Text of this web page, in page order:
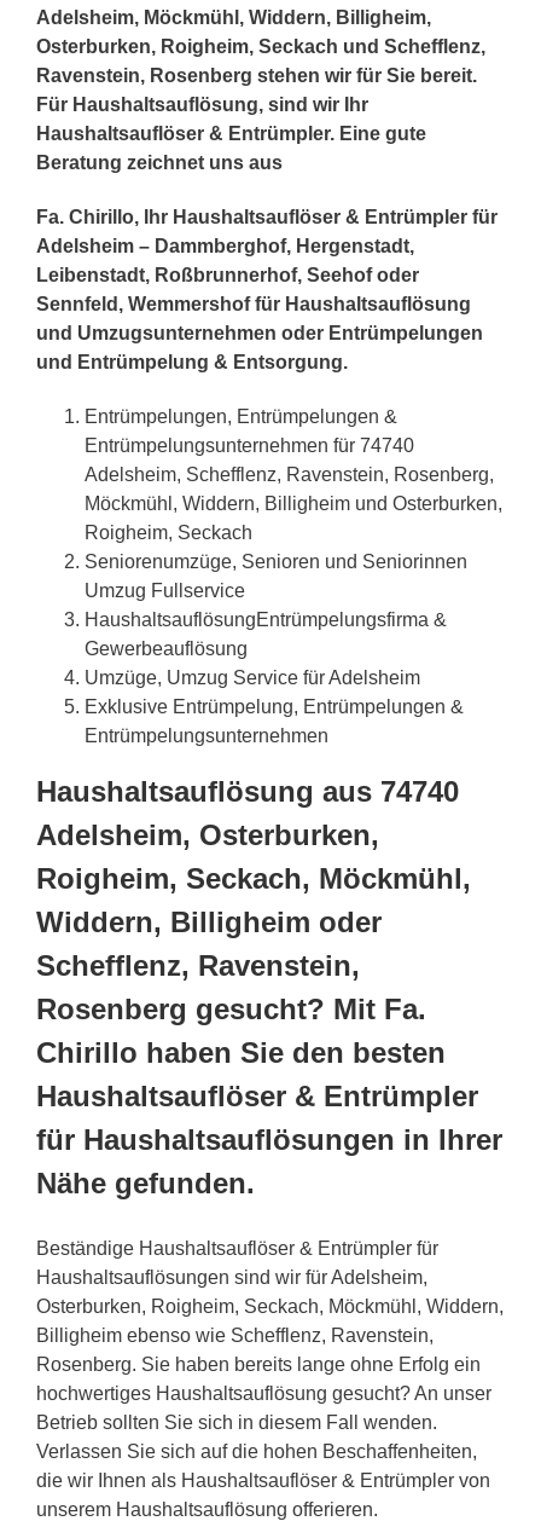
Adelsheim, Möckmühl, Widdern, Billigheim,
Osterburken, Roigheim, Seckach und Schefflenz,
Ravenstein, Rosenberg stehen wir für Sie bereit.
Für Haushaltsauflösung, sind wir Ihr
Haushaltsauflöser & Entrümpler. Eine gute
Beratung zeichnet uns aus
Fa. Chirillo, Ihr Haushaltsauflöser & Entrümpler für
Adelsheim – Dammberghof, Hergenstadt,
Leibenstadt, Roßbrunnerhof, Seehof oder
Sennfeld, Wemmershof für Haushaltsauflösung
und Umzugsunternehmen oder Entrümpelungen
und Entrümpelung & Entsorgung.
Entrümpelungen, Entrümpelungen &
Entrümpelungsunternehmen für 74740
Adelsheim, Schefflenz, Ravenstein, Rosenberg,
Möckmühl, Widdern, Billigheim und Osterburken,
Roigheim, Seckach
Seniorenumzüge, Senioren und Seniorinnen
Umzug Fullservice
HaushaltsauflösungEntrümpelungsfirma &
Gewerbeauflösung
Umzüge, Umzug Service für Adelsheim
Exklusive Entrümpelung, Entrümpelungen &
Entrümpelungsunternehmen
Haushaltsauflösung aus 74740
Adelsheim, Osterburken,
Roigheim, Seckach, Möckmühl,
Widdern, Billigheim oder
Schefflenz, Ravenstein,
Rosenberg gesucht? Mit Fa.
Chirillo haben Sie den besten
Haushaltsauflöser & Entrümpler
für Haushaltsauflösungen in Ihrer
Nähe gefunden.
Beständige Haushaltsauflöser & Entrümpler für
Haushaltsauflösungen sind wir für Adelsheim,
Osterburken, Roigheim, Seckach, Möckmühl, Widdern,
Billigheim ebenso wie Schefflenz, Ravenstein,
Rosenberg. Sie haben bereits lange ohne Erfolg ein
hochwertiges Haushaltsauflösung gesucht? An unser
Betrieb sollten Sie sich in diesem Fall wenden.
Verlassen Sie sich auf die hohen Beschaffenheiten,
die wir Ihnen als Haushaltsauflöser & Entrümpler von
unserem Haushaltsauflösung offerieren.